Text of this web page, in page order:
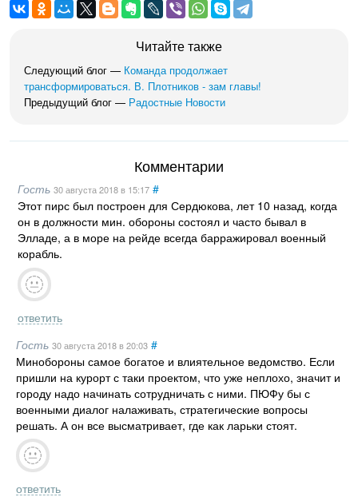
Читайте также
Следующий блог — Команда продолжает
трансформироваться. В. Плотников - зам главы!
Предыдущий блог — Радостные Новости
Комментарии
Гость 30 августа 2018в 15:17 #
Этот пирс был построен для Сердюкова, лет 10 назад, когда
он в должности мин. обороны состоял и часто бывал в
Элладе, а в море на рейде всегда барражировал военный
корабль.
ответить
Гость 30 августа 2018в 20:03 #
Минобороны самое богатое и влиятельное ведомство. Если
пришли на курорт с таки проектом, что уже неплохо, значит и
городу надо начинать сотрудничать с ними. ПЮФу бы с
военными диалог налаживать, стратегические вопросы
решать. А он все высматривает, где как ларьки стоят.
ответить